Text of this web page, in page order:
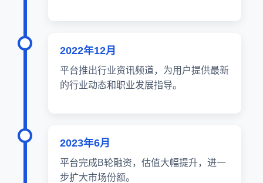
2022年12月
平台推出行业资讯频道，为用户提供最新
的行业动态和职业发展指导。
2023年6月
平台完成B轮融资，估值大幅提升，进一
步扩大市场份额。